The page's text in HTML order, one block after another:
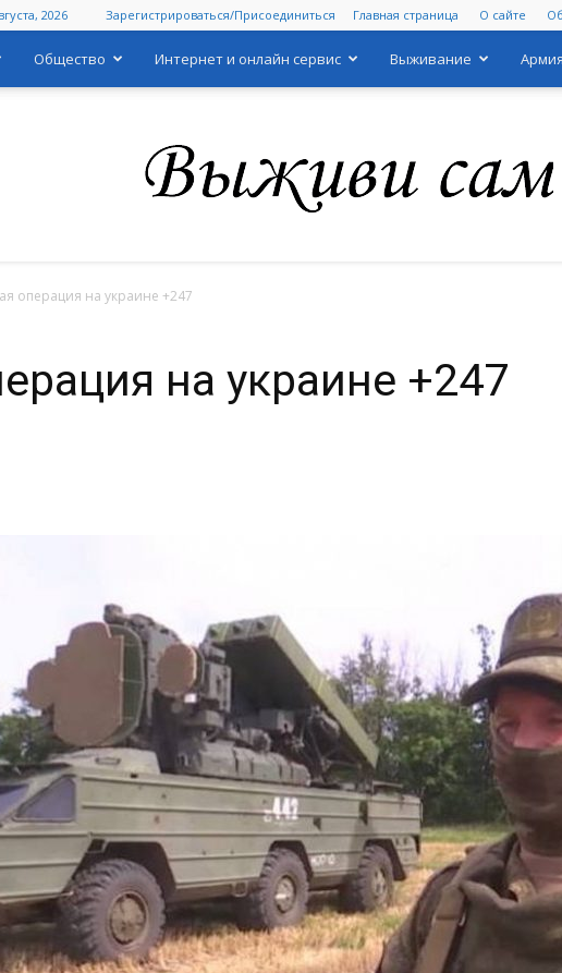
2026 Зарегистрироваться/Присоединиться Главная страница О сайте
Общество Интернет и онлайн сервис Выживание Армия
операция на украине +247
на украине +247